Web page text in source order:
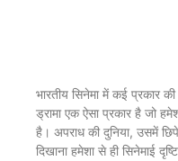
भारतीय सिनेमा में कई प्रकार
ड्रामा एक ऐसा प्रकार है जो
है। अपराध की दुनिया, उसमें
दिखाना हमेशा से ही सिनेमाई